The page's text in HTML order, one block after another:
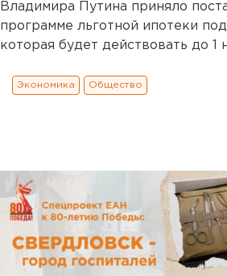
Владимира Путина приняло
программе льготной ипотеки
которая будет действовать до 1
Экономика Общество